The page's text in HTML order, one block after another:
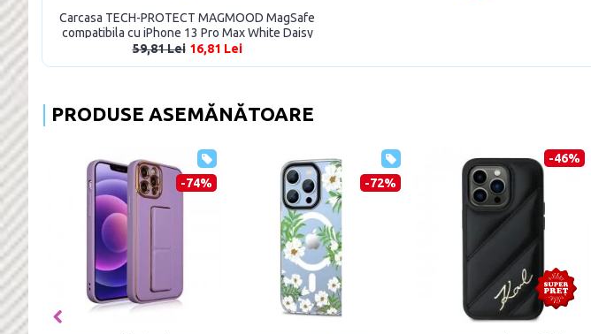
Carcasa TECH-PROTECT MAGMOOD MagSafe
compatibila cu iPhone 13 Pro Max White Daisy
59,81 Lei 16,81 Lei
PRODUSE ASEMĂNĂTOARE
-74% -72%
-46%